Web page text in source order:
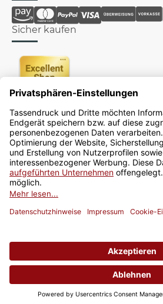
Sicher kaufen
Newsletter